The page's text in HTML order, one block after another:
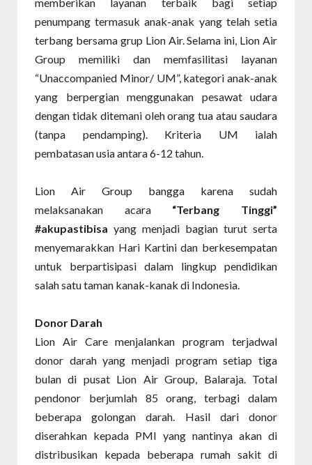
penumpang termasuk anak-anak yang telah setia
terbang bersama grup Lion Air. Selama ini, Lion Air
Group memiliki dan memfasilitasi layanan
“Unaccompanied Minor/ UM”, kategori anak-anak
yang berpergian menggunakan pesawat udara
dengan tidak ditemani oleh orang tua atau saudara
(tanpa pendamping). Kriteria UM ialah
pembatasan usia antara 6-12 tahun.
Lion Air Group bangga karena sudah
melaksanakan acara “Terbang Tinggi”
#akupastibisa yang menjadi bagian turut serta
menyemarakkan Hari Kartini dan berkesempatan
untuk berpartisipasi dalam lingkup pendidikan
salah satu taman kanak-kanak di Indonesia.
Donor Darah
Lion Air Care menjalankan program terjadwal
donor darah yang menjadi program setiap tiga
bulan di pusat Lion Air Group, Balaraja. Total
pendonor berjumlah 85 orang, terbagi dalam
beberapa golongan darah. Hasil dari donor
diserahkan kepada PMI yang nantinya akan di
distribusikan kepada beberapa rumah sakit di